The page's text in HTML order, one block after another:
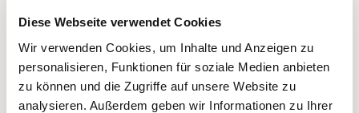
Diese Webseite verwendet Cookies
Wir verwenden Cookies, um Inhalte und Anzeigen zu
personalisieren, Funktionen für soziale Medien anbieten
zu können und die Zugriffe auf unsere Website zu
analysieren. Außerdem geben wir Informationen zu Ihrer